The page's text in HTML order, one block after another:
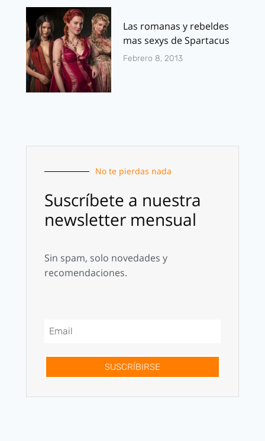
Las romanas y rebeldes
mas sexys de Spartacus
Febrero 8, 2013
No te pierdas nada
Suscríbete a nuestra
newsletter mensual
Sin spam, solo novedades y
recomendaciones.
SUSCRÍBIRSE